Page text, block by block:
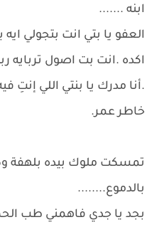
ابنه .......
العفو يا بتي انت بتجولي
اكده .انت بت اصول تربايه
.أنا مدرك يا بنتي اللي
خاطر عمر.
تمسكت ملوك بيده بلهفة
بالدموع........
بجد يا جدي فاهمني طب